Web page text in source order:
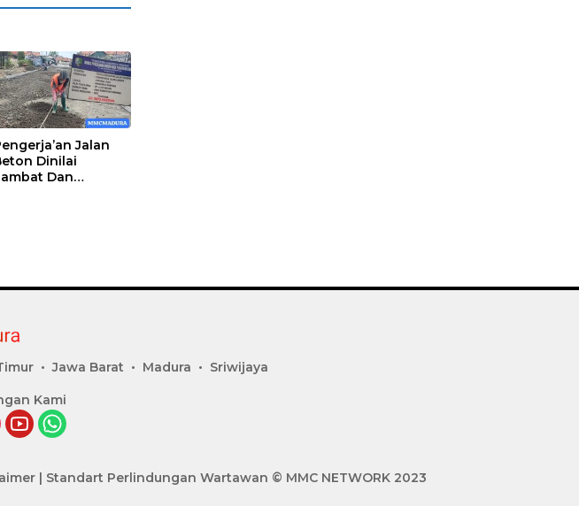
Jalan
Dinilai
Dan
Jawa Barat Madura Sriwijaya
Kami
| Standart Perlindungan Wartawan © MMC NETWORK 2023